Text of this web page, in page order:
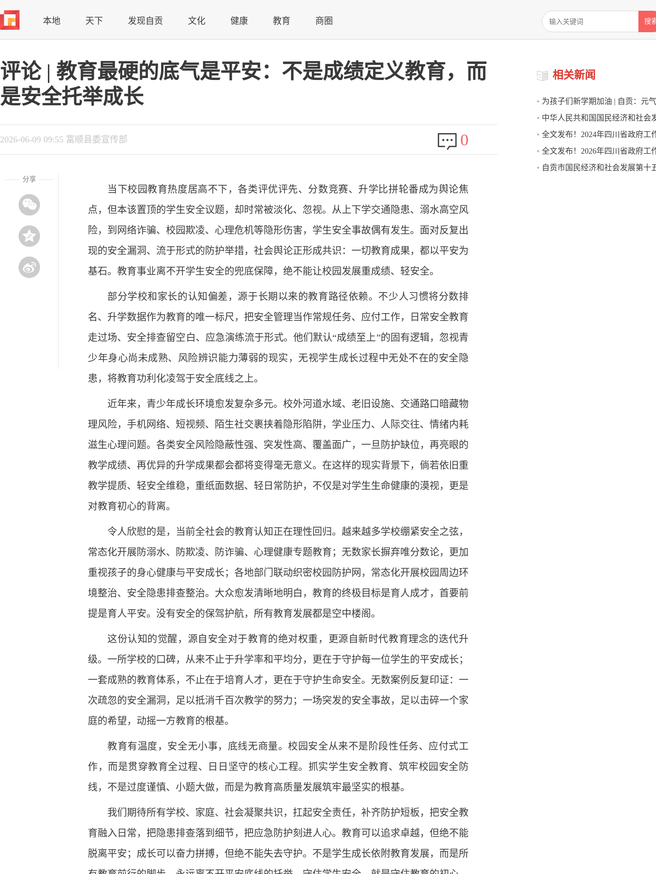
本地 天下 发现自贡 文化 健康 教育 商圈 搜
评论 | 教育最硬的底气是平安：不是成绩定义教育，而
是安全托举成长
2026-06-09 09:55 富顺县委宣传部 0
分享
当下校园教育热度居高不下，各类评优评先、分数竞赛、升学比拼轮番成为舆论焦
点，但本该置顶的学生安全议题，却时常被淡化、忽视。从上下学交通隐患、溺水高空风
险，到网络诈骗、校园欺凌、心理危机等隐形伤害，学生安全事故偶有发生。面对反复出
现的安全漏洞、流于形式的防护举措，社会舆论正形成共识：一切教育成果，都以平安为
基石。教育事业离不开学生安全的兜底保障，绝不能让校园发展重成绩、轻安全。
部分学校和家长的认知偏差，源于长期以来的教育路径依赖。不少人习惯将分数排
名、升学数据作为教育的唯一标尺，把安全管理当作常规任务、应付工作，日常安全教育
走过场、安全排查留空白、应急演练流于形式。他们默认“成绩至上”的固有逻辑，忽视青
少年身心尚未成熟、风险辨识能力薄弱的现实，无视学生成长过程中无处不在的安全隐
患，将教育功利化凌驾于安全底线之上。
近年来，青少年成长环境愈发复杂多元。校外河道水域、老旧设施、交通路口暗藏物
理风险，手机网络、短视频、陌生社交裹挟着隐形陷阱，学业压力、人际交往、情绪内耗
滋生心理问题。各类安全风险隐蔽性强、突发性高、覆盖面广，一旦防护缺位，再亮眼的
教学成绩、再优异的升学成果都会都将变得毫无意义。在这样的现实背景下，倘若依旧重
教学提质、轻安全维稳，重纸面数据、轻日常防护，不仅是对学生生命健康的漠视，更是
对教育初心的背离。
令人欣慰的是，当前全社会的教育认知正在理性回归。越来越多学校绷紧安全之弦，
常态化开展防溺水、防欺凌、防诈骗、心理健康专题教育；无数家长摒弃唯分数论，更加
重视孩子的身心健康与平安成长；各地部门联动织密校园防护网，常态化开展校园周边环
境整治、安全隐患排查整治。大众愈发清晰地明白，教育的终极目标是育人成才，首要前
提是育人平安。没有安全的保驾护航，所有教育发展都是空中楼阁。
这份认知的觉醒，源自安全对于教育的绝对权重，更源自新时代教育理念的迭代升
级。一所学校的口碑，从来不止于升学率和平均分，更在于守护每一位学生的平安成长；
一套成熟的教育体系，不止在于培育人才，更在于守护生命安全。无数案例反复印证：一
次疏忽的安全漏洞，足以抵消千百次教学的努力；一场突发的安全事故，足以击碎一个家
庭的希望，动摇一方教育的根基。
教育有温度，安全无小事，底线无商量。校园安全从来不是阶段性任务、应付式工
作，而是贯穿教育全过程、日日坚守的核心工程。抓实学生安全教育、筑牢校园安全防
线，不是过度谨慎、小题大做，而是为教育高质量发展筑牢最坚实的根基。
我们期待所有学校、家庭、社会凝聚共识，扛起安全责任，补齐防护短板，把安全教
育融入日常，把隐患排查落到细节，把应急防护刻进人心。教育可以追求卓越，但绝不能
脱离平安；成长可以奋力拼搏，但绝不能失去守护。不是学生成长依附教育发展，而是所
相关新闻
为孩子们新学期加油 | 自贡：元
学季 所有美好皆可期
中华人民共和国国民经济和社会
四个五年规划和2035年远景目标
全文发布！2024年四川省政府工
全文发布！2026年四川省政府工
自贡市国民经济和社会发展第十